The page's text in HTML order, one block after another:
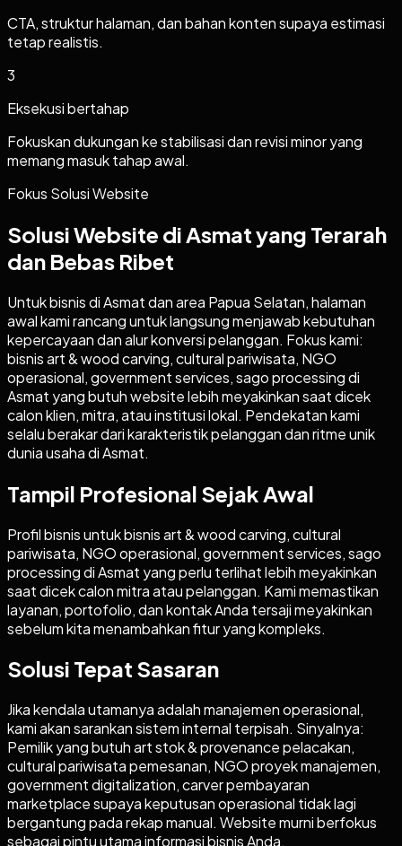
CTA, struktur halaman, dan bahan konten supaya estimasi
tetap realistis.
3
Eksekusi bertahap
Fokuskan dukungan ke stabilisasi dan revisi minor yang
memang masuk tahap awal.
Fokus Solusi Website
Solusi Website di Asmat yang Terarah
dan Bebas Ribet
Untuk bisnis di Asmat dan area Papua Selatan, halaman
awal kami rancang untuk langsung menjawab kebutuhan
kepercayaan dan alur konversi pelanggan. Fokus kami:
bisnis art & wood carving, cultural pariwisata, NGO
operasional, government services, sago processing di
Asmat yang butuh website lebih meyakinkan saat dicek
calon klien, mitra, atau institusi lokal. Pendekatan kami
selalu berakar dari karakteristik pelanggan dan ritme unik
dunia usaha di Asmat.
Tampil Profesional Sejak Awal
Profil bisnis untuk bisnis art & wood carving, cultural
pariwisata, NGO operasional, government services, sago
processing di Asmat yang perlu terlihat lebih meyakinkan
saat dicek calon mitra atau pelanggan. Kami memastikan
layanan, portofolio, dan kontak Anda tersaji meyakinkan
sebelum kita menambahkan fitur yang kompleks.
Solusi Tepat Sasaran
Jika kendala utamanya adalah manajemen operasional,
kami akan sarankan sistem internal terpisah. Sinyalnya:
Pemilik yang butuh art stok & provenance pelacakan,
cultural pariwisata pemesanan, NGO proyek manajemen,
government digitalization, carver pembayaran
marketplace supaya keputusan operasional tidak lagi
bergantung pada rekap manual. Website murni berfokus
sebagai pintu utama informasi bisnis Anda.